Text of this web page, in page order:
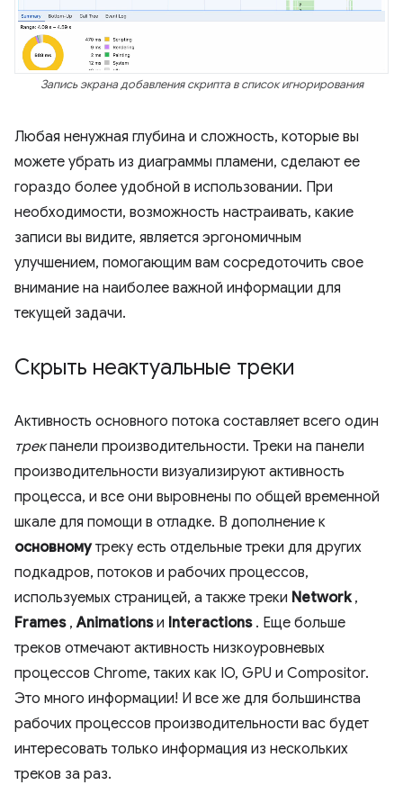
Запись экрана добавления скрипта в список игнорирования
Любая ненужная глубина и сложность, которые вы
можете убрать из диаграммы пламени, сделают ее
гораздо более удобной в использовании. При
необходимости, возможность настраивать, какие
записи вы видите, является эргономичным
улучшением, помогающим вам сосредоточить свое
внимание на наиболее важной информации для
текущей задачи.
Скрыть неактуальные треки
Активность основного потока составляет всего один
трекпанели производительности. Треки на панели
производительности визуализируют активность
процесса, и все они выровнены по общей временной
шкале для помощи в отладке. В дополнение к
основномутреку есть отдельные треки для других
подкадров, потоков и рабочих процессов,
используемых страницей, а также треки Network,
Frames,Animationsи Interactions. Еще больше
треков отмечают активность низкоуровневых
процессов Chrome, таких как IO, GPU и Compositor.
Это много информации! И все же для большинства
рабочих процессов производительности вас будет
интересовать только информация из нескольких
треков за раз.